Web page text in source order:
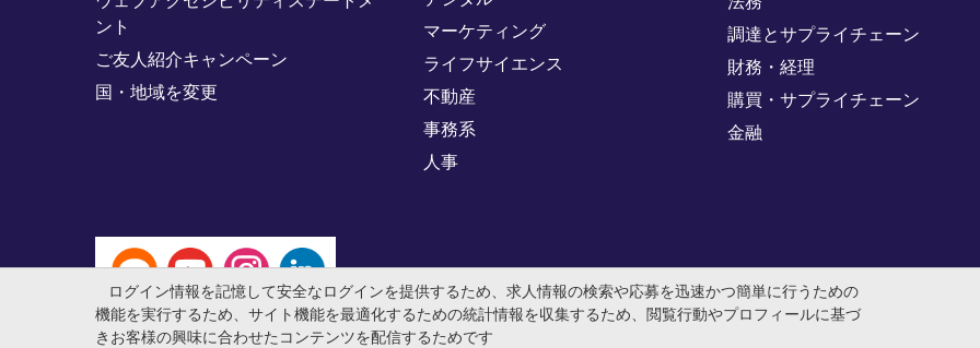
ント
ご友人紹介キャンペーン
国・地域を変更
マーケティング
ライフサイエンス
不動産
事務系
人事
調達とサプライチェーン
財務・経理
購買・サプライチェーン
金融
ログイン情報を記憶して安全なログインを提供するため、求人情報の検索や応募を迅速かつ簡単に行うための
機能を実行するため、サイト機能を最適化するための統計情報を収集するため、閲覧行動やプロフィールに基づ
きお客様の興味に合わせたコンテンツを配信するためです